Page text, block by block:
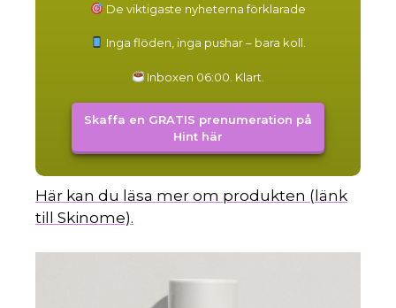
De viktigaste nyheterna förklarade
Inga flöden, inga pushar – bara koll.
Inboxen 06:00. Klart.
Skaffa en GRATIS prenumeration på
Hint här
Här kan du läsa mer om produkten (länk
till Skinome).